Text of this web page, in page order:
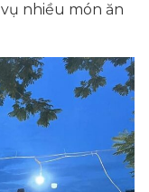
nhiều món ăn